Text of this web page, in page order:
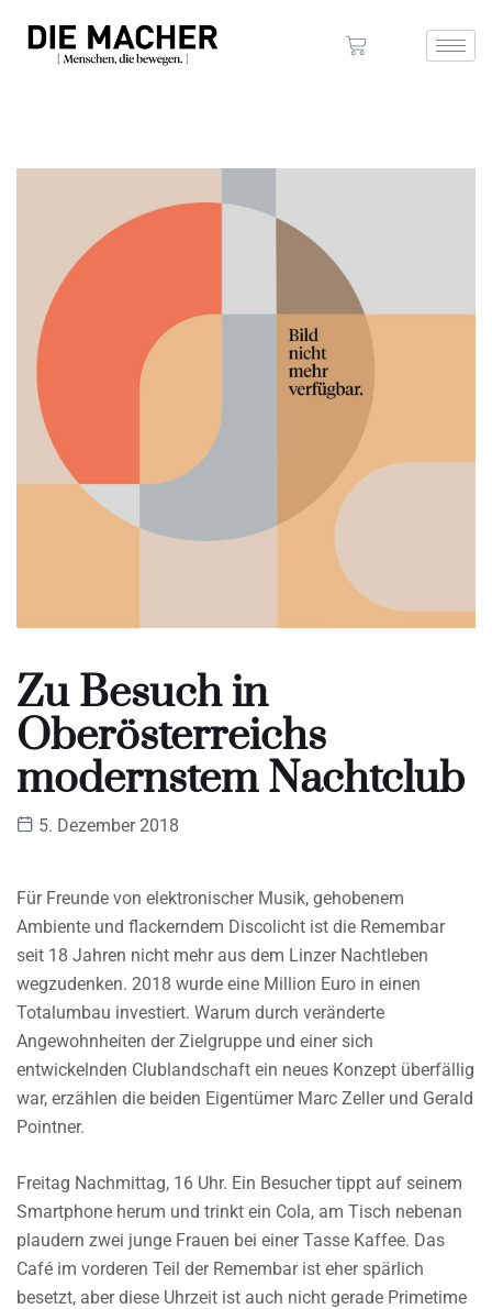
Zu Besuch in
Oberösterreichs
modernstem Nachtclub
5. Dezember 2018
Für Freunde von elektronischer Musik, gehobenem
Ambiente und flackerndem Discolicht ist die Remembar
seit 18 Jahren nicht mehr aus dem Linzer Nachtleben
wegzudenken. 2018 wurde eine Million Euro in einen
Totalumbau investiert. Warum durch veränderte
Angewohnheiten der Zielgruppe und einer sich
entwickelnden Clublandschaft ein neues Konzept überfällig
war, erzählen die beiden Eigentümer Marc Zeller und Gerald
Pointner.
Freitag Nachmittag, 16 Uhr. Ein Besucher tippt auf seinem
Smartphone herum und trinkt ein Cola, am Tisch nebenan
plaudern zwei junge Frauen bei einer Tasse Kaffee. Das
Café im vorderen Teil der Remembar ist eher spärlich
besetzt, aber diese Uhrzeit ist auch nicht gerade Primetime